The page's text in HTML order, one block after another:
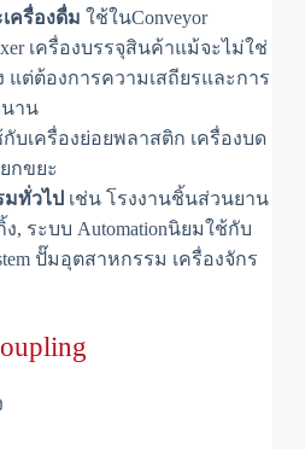
ครื่องดื่ม ใช้ในConveyor
เครื่องบรรจุสินค้าแม้จะไม่ใช่
แต่ต้องการความเสถียรและการ
นาน
บเครื่องย่อยพลาสติก เครื่องบด
กขยะ
มทั่วไป เช่น โรงงานชิ้นส่วนยาน
, ระบบ Automationนิยมใช้กับ
ปั๊มอุตสาหกรรม เครื่องจักร